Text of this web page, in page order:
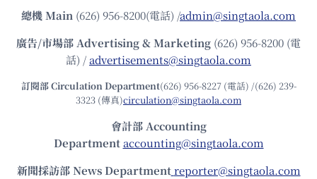
總機Main (626) 956-8200(電話) /admin@singtaola.com
廣告/市場部Advertising & Marketing (626) 956-8200 (電
話) /advertisements@singtaola.com
訂閱部 Circulation Department(626) 956-8227 (電話) /(626) 239-
3323 (傳真)circulation@singtaola.com
會計部 Accounting
Department accounting@singtaola.com
新聞採訪部 News Department reporter@singtaola.com